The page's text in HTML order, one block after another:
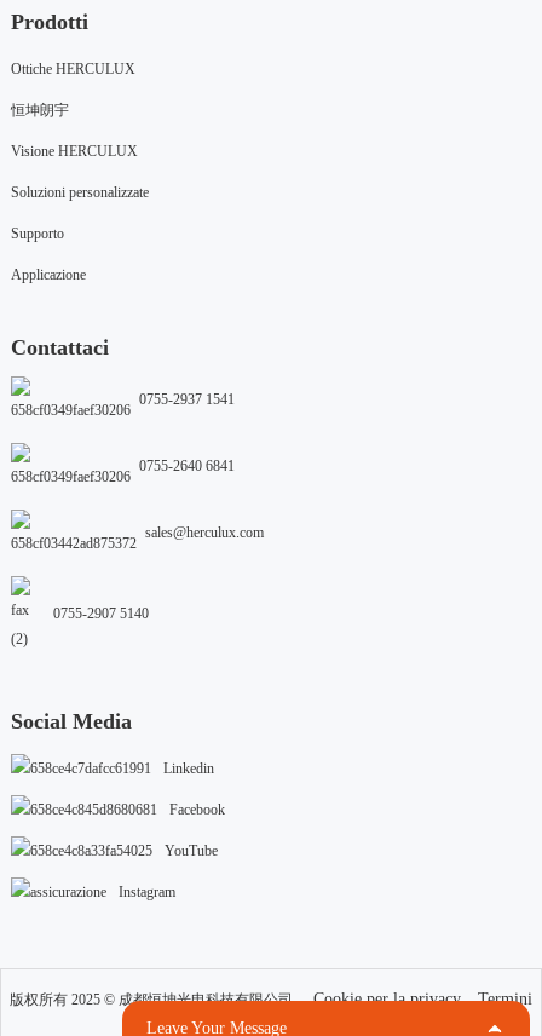
Prodotti
Ottiche HERCULUX
恒坤朗宇
Visione HERCULUX
Soluzioni personalizzate
Supporto
Applicazione
Contattaci
0755-2937 1541
0755-2640 6841
sales@herculux.com
0755-2907 5140
Social Media
Linkedin
Facebook
YouTube
Instagram
版权所有 2025 © 成都恒坤光电科技有限公司 Cookie per la privacy
Termini
di utilizzo Resource
Leave Your Message